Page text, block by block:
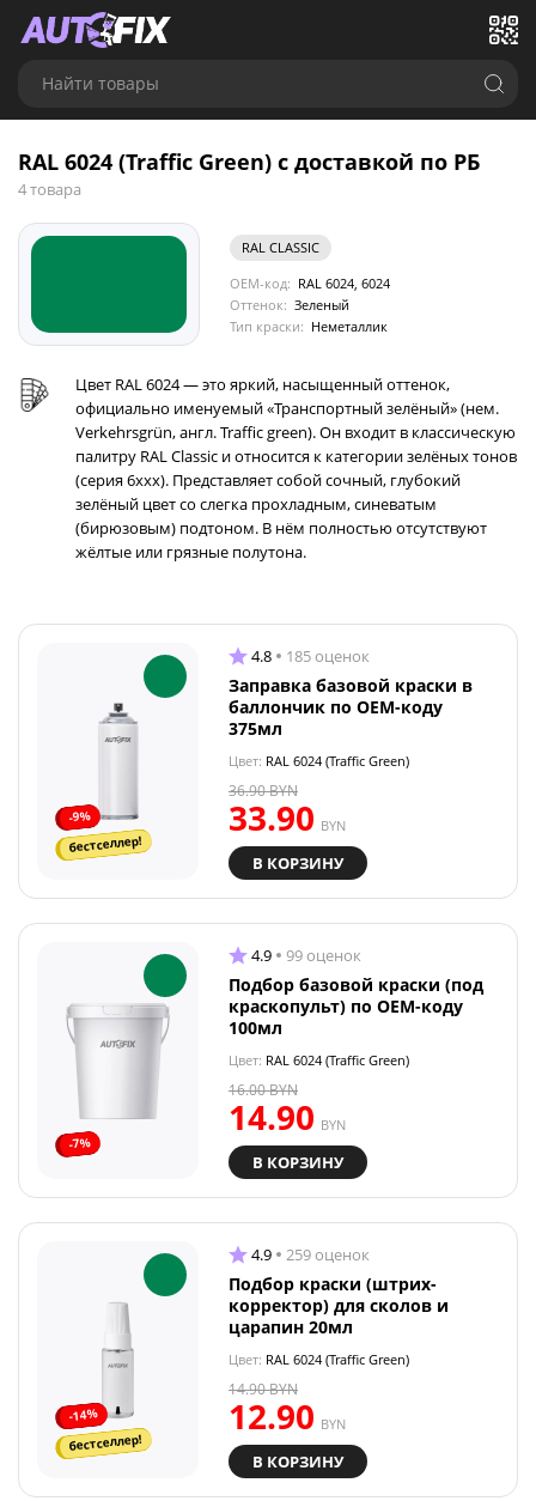
Найти товары
RAL 6024 (Traffic Green) с доставкой по РБ
4 товара
RAL CLASSIC
OEM-код: RAL 6024, 6024
Оттенок: Зеленый
Тип краски: Неметаллик
Цвет RAL 6024 — это яркий, насыщенный оттенок,
официально именуемый «Транспортный зелёный» (нем.
Verkehrsgrün, англ. Traffic green). Он входит в классическую
палитру RAL Classic и относится к категории зелёных тонов
(серия 6xxx). Представляет собой сочный, глубокий
зелёный цвет со слегка прохладным, синеватым
(бирюзовым) подтоном. В нём полностью отсутствуют
жёлтые или грязные полутона.
-9%
бестселлер!
4.8 185 оценок
Заправка базовой краски в
баллончик по OEM-коду
375мл
Цвет: RAL 6024 (Traffic Green)
33.90 BYN
36.90BYN
В КОРЗИНУ
-7%
4.9 99 оценок
Подбор базовой краски (под
краскопульт) по OEM-коду
100мл
Цвет: RAL 6024 (Traffic Green)
14.90 BYN
16.00BYN
В КОРЗИНУ
-14%
бестселлер!
4.9 259 оценок
Подбор краски (штрих-
корректор) для сколов и
царапин 20мл
Цвет: RAL 6024 (Traffic Green)
12.90 BYN
14.90BYN
В КОРЗИНУ